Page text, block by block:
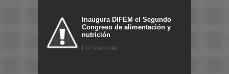
Inaugura DIFEM el Segundo
Congreso de alimentación y
nutrición
El Estado de ...